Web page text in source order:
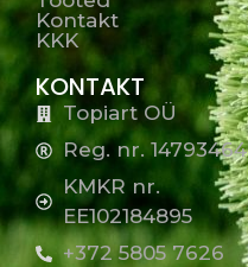
Kontakt
KKK
KONTAKT
Topiart OÜ
Reg. nr. 14793464
KMKR nr.
EE102184895
+372 5805 7626